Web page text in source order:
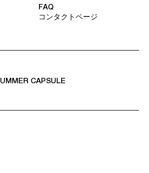
FAQ
コンタクトページ
CAPSULE